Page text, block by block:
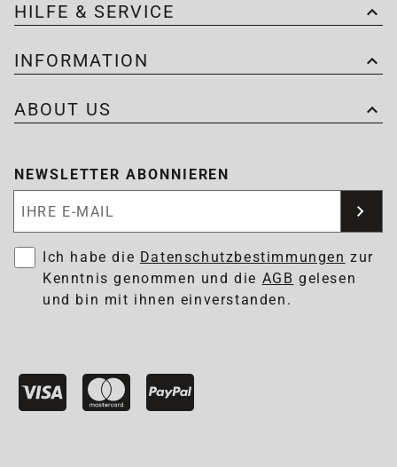
HILFE & SERVICE
INFORMATION
ABOUT US
NEWSLETTER ABONNIEREN
Ich habe die Datenschutzbestimmungen zur
Kenntnis genommen und die AGB gelesen
und bin mit ihnen einverstanden.